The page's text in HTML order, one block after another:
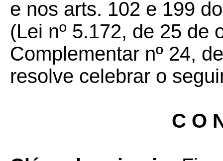
e nos arts. 102 e 199
(Lei nº 5.172, de 25 de
Complementar nº 24,
resolve celebrar o
C O